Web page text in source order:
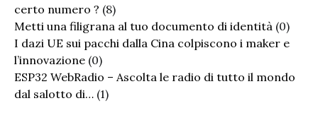
certo numero ? (8)
Metti una filigrana al tuo documento di identità (0)
I dazi UE sui pacchi dalla Cina colpiscono i maker e
l’innovazione (0)
ESP32 WebRadio – Ascolta le radio di tutto il mondo
dal salotto di… (1)